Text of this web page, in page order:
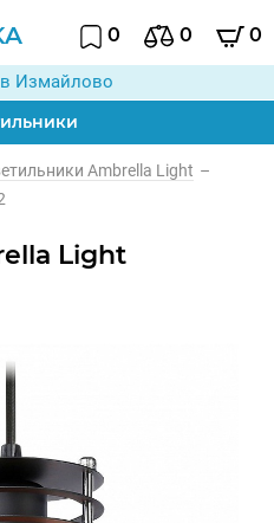
0 0 0
в Измайлово
Ambrella Light –
Light